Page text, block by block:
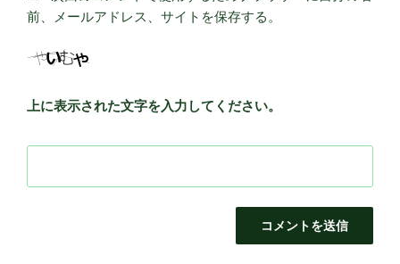
前、メールアドレス、サイトを保存する。
上に表示された文字を入力してください。